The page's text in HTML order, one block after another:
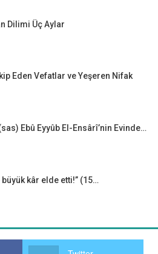
Dilimi Üç Aylar
Eden Vefatlar ve Yeşeren Nifak
Ebû Eyyûb El-Ensârî’nin Evinde…
büyük kâr elde etti!” (15…